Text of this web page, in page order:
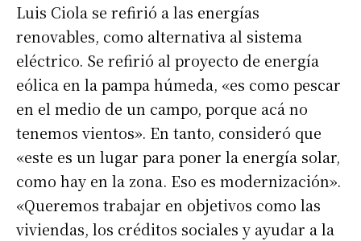
Luis Ciola se refirió a las energías
renovables, como alternativa al sistema
eléctrico. Se refirió al proyecto de energía
eólica en la pampa húmeda, «es como pescar
en el medio de un campo, porque acá no
tenemos vientos». En tanto, consideró que
«este es un lugar para poner la energía solar,
como hay en la zona. Eso es modernización».
«Queremos trabajar en objetivos como las
viviendas, los créditos sociales y ayudar a la